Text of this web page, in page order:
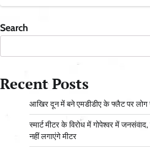
Search
Recent Posts
आ​खिर दून में बने एमडीडीए के फ्लैट पर लोग
स्मार्ट मीटर के विरोध में गोपेश्वर में
नहीं लगाएंगे मीटर